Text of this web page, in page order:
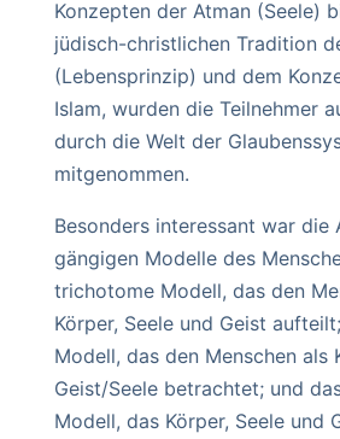
Konzepten der Atman (Seele)
jüdisch-christlichen Tradition
(Lebensprinzip) und dem
Islam, wurden die Teilnehmer
durch die Welt der
mitgenommen.
Besonders interessant war die
gängigen Modelle des
trichotome Modell, das den
Körper, Seele und Geist
Modell, das den Menschen als
Geist/Seele betrachtet; und
Modell, das Körper, Seele und